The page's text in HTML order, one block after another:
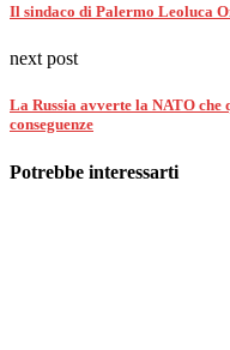
Il sindaco di Palermo Leoluca
next post
La Russia avverte la NATO che
conseguenze
Potrebbe interessarti